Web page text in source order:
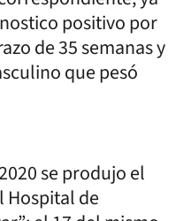
positivo por
de 35 semanas y
que pesó
se produjo el
Hospital de